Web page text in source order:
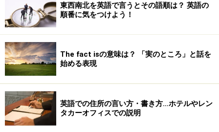
例： 大阪市
Osaka-shi
Osaka City
「町」や「区」についても同様で、
例： 末広町
Suehirocho
東西南北を英語で言うとその語順は？ 英語の
順番に気をつけよう！
The fact isの意味は？ 「実のところ」と話を
始める表現
英語での住所の言い方・書き方…ホテルやレン
タカーオフィスでの説明